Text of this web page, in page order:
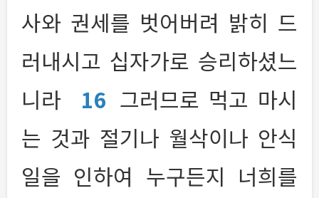
사와 권세를 벗어버려 밝히 드
러내시고 십자가로 승리하셨느
니라
16 그러므로 먹고 마시
는 것과 절기나 월삭이나 안식
일을 인하여 누구든지 너희를